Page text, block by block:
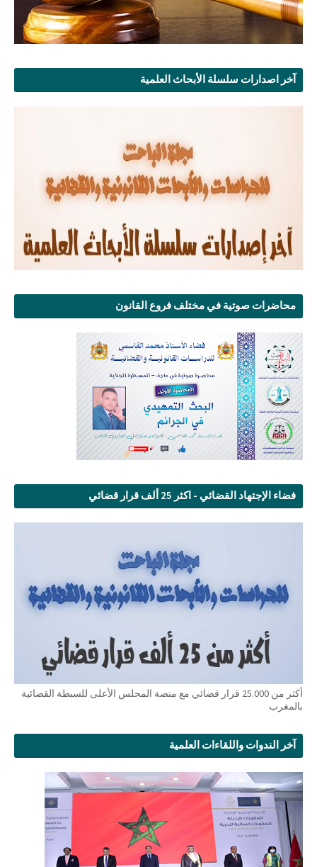
آخر اصدارات سلسلة الأبحاث العلمية
محاضرات صوتية في مختلف فروع القانون
فضاء الإجتهاد القضائي - اكثر 25 ألف قرار قضائي
أكثر من 25.000 قرار قضائي مع منصة المجلس الأعلى للسبطة القضائية
بالمغرب
آخر الندوات واللقاءات العلمية